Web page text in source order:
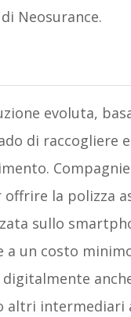
Neosurance.
evoluta,
di raccogliere
la polizza
sullo
un costo
altri intermediari